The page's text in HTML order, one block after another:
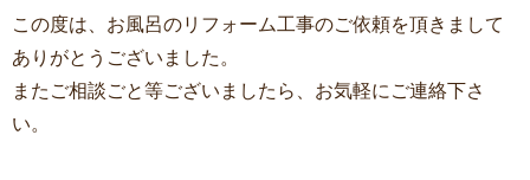
この度は、お風呂のリフォーム工事のご依頼を頂きまして
ありがとうございました。
またご相談ごと等ございましたら、お気軽にご連絡下さ
い。